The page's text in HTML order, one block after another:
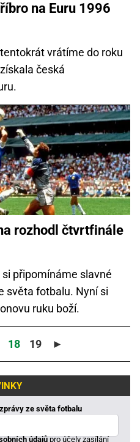
na Euru 1996
vrátíme do roku
česká
rozhodl čtvrtfinále
připomínáme slavné
světa fotbalu. Nyní si
ruku boží.
18 19 ►
ze světa fotbalu
údajůpro účely zasílání